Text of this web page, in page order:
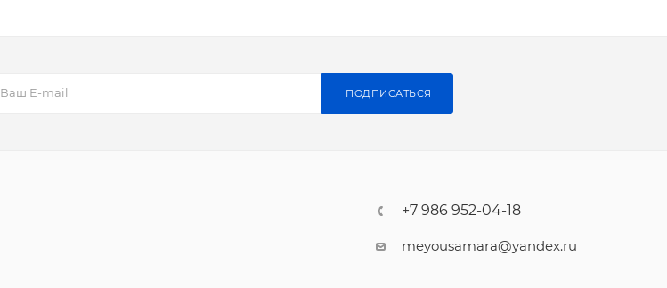
ПОДПИСАТЬСЯ
+7 986 952-04-18
meyousamara@yandex.ru